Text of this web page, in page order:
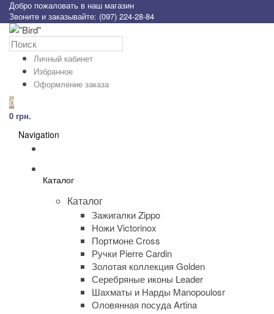
Добро пожаловать в наш магазин
Звоните и заказывайте: (097) 224-28-84
Личный кабинет
Избранное
Оформление заказа
0
0 грн.
Navigation
Каталог
Каталог
Зажигалки Zippo
Ножи Victorinox
Портмоне Cross
Ручки Pierre Cardin
Золотая коллекция Golden
Серебряные иконы Leader
Шахматы и Нарды Manopoulosr
Оловянная посуда Artina